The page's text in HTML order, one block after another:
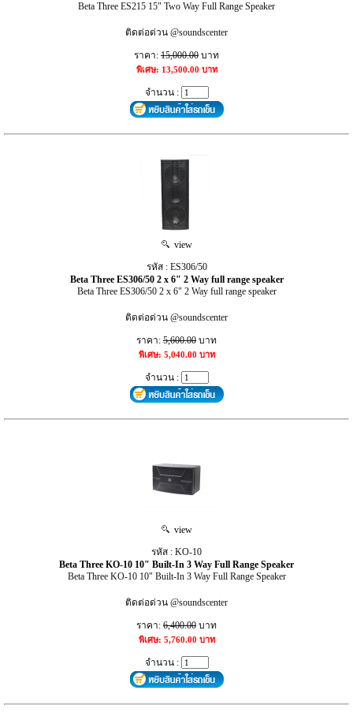
Beta Three ES215 15" Two Way Full Range Speaker
ติดต่อด่วน @soundscenter
ราคา: 15,000.00 บาท
พิเศษ: 13,500.00 บาท
จำนวน :
view
รหัส : ES306/50
Beta Three ES306/50 2 x 6" 2 Way full range speaker
Beta Three ES306/50 2 x 6" 2 Way full range speaker
ติดต่อด่วน @soundscenter
ราคา: 5,600.00 บาท
พิเศษ: 5,040.00 บาท
จำนวน :
view
รหัส : KO-10
Beta Three KO-10 10" Built-In 3 Way Full Range Speaker
Beta Three KO-10 10" Built-In 3 Way Full Range Speaker
ติดต่อด่วน @soundscenter
ราคา: 6,400.00 บาท
พิเศษ: 5,760.00 บาท
จำนวน :